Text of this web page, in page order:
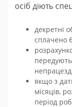
осіб діють
декретні
сплачено
якщо з
місяців,
період